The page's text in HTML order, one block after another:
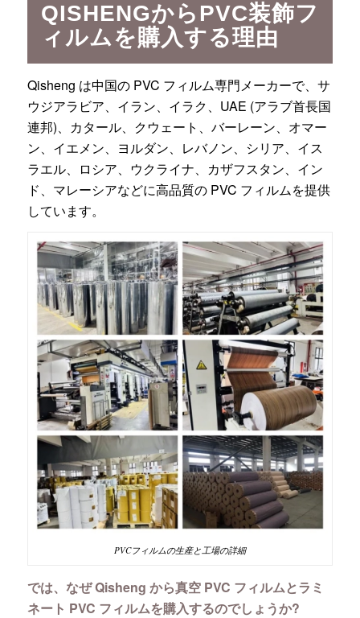
QISHENGからPVC装飾フ
ィルムを購入する理由
Qisheng は中国の PVC フィルム専門メーカーで、サ
ウジアラビア、イラン、イラク、UAE (アラブ首長国
連邦)、カタール、クウェート、バーレーン、オマー
ン、イエメン、ヨルダン、レバノン、シリア、イス
ラエル、ロシア、ウクライナ、カザフスタン、イン
ド、マレーシアなどに高品質の PVC フィルムを提供
しています。
PVCフィルムの生産と工場の詳細
では、なぜ Qisheng から真空 PVC フィルムとラミ
ネート PVC フィルムを購入するのでしょうか?